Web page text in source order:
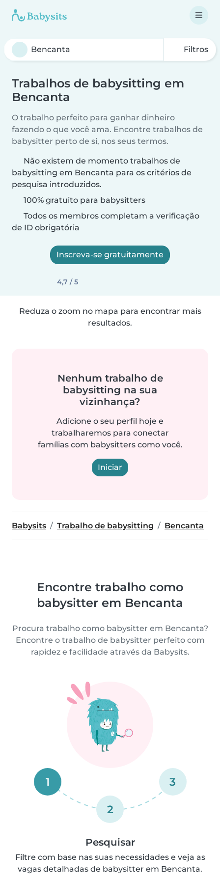
Filtros
Trabalhos de babysitting em
Bencanta
O trabalho perfeito para ganhar dinheiro
fazendo o que você ama. Encontre trabalhos de
babysitter perto de si, nos seus termos.
Não existem de momento trabalhos de
babysitting em Bencanta para os critérios de
pesquisa introduzidos.
100% gratuito para babysitters
Todos os membros completam a verificação
de ID obrigatória
Inscreva-se gratuitamente
4,7 / 5
Reduza o zoom no mapa para encontrar mais
resultados.
Nenhum trabalho de
babysitting na sua
vizinhança?
Adicione o seu perfil hoje e
trabalharemos para conectar
famílias com babysitters como você.
Iniciar
Babysits Trabalho de babysitting Bencanta
Encontre trabalho como
babysitter em Bencanta
Procura trabalho como babysitter em Bencanta?
Encontre o trabalho de babysitter perfeito com
rapidez e facilidade através da Babysits.
1
2
3
Pesquisar
Filtre com base nas suas necessidades e veja as
vagas detalhadas de babysitter em Bencanta.